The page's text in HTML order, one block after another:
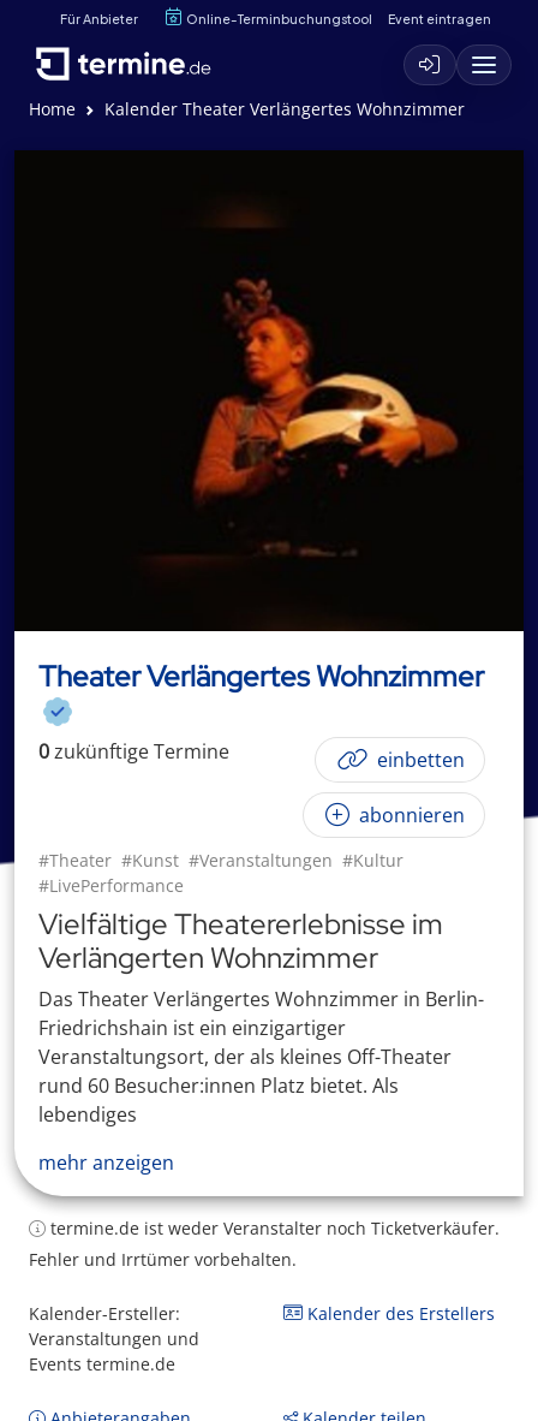
Für Anbieter Online-Terminbuchungstool Event eintragen
Home Kalender Theater Verlängertes Wohnzimmer
Theater Verlängertes Wohnzimmer
0zukünftigeTermine einbetten
abonnieren
#Theater #Kunst #Veranstaltungen #Kultur
#LivePerformance
Vielfältige Theatererlebnisse im
Verlängerten Wohnzimmer
Das Theater Verlängertes Wohnzimmer in Berlin-
Friedrichshain ist ein einzigartiger
Veranstaltungsort, der als kleines Off-Theater
rund 60 Besucher:innen Platz bietet. Als
lebendiges
mehr anzeigen
termine.de ist weder Veranstalter noch Ticketverkäufer.
Fehler und Irrtümer vorbehalten.
Kalender-Ersteller:
Veranstaltungen und
Events termine.de
Kalender des Erstellers